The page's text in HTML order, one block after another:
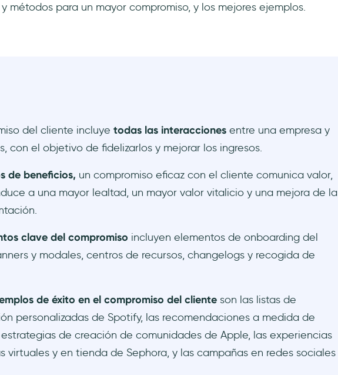
métodos para un mayor compromiso, y los mejores ejemplos.
del cliente incluye todas las interacciones entre una empresa y
con el objetivo de fidelizarlos y mejorar los ingresos.
de beneficios, un compromiso eficaz con el cliente comunica valor,
a una mayor lealtad, un mayor valor vitalicio y una mejora de la
clave del compromiso incluyen elementos de onboarding del
y modales, centros de recursos, changelogs y recogida de
de éxito en el compromiso del cliente son las listas de
personalizadas de Spotify, las recomendaciones a medida de
de creación de comunidades de Apple, las experiencias
virtuales y en tienda de Sephora, y las campañas en redes sociales